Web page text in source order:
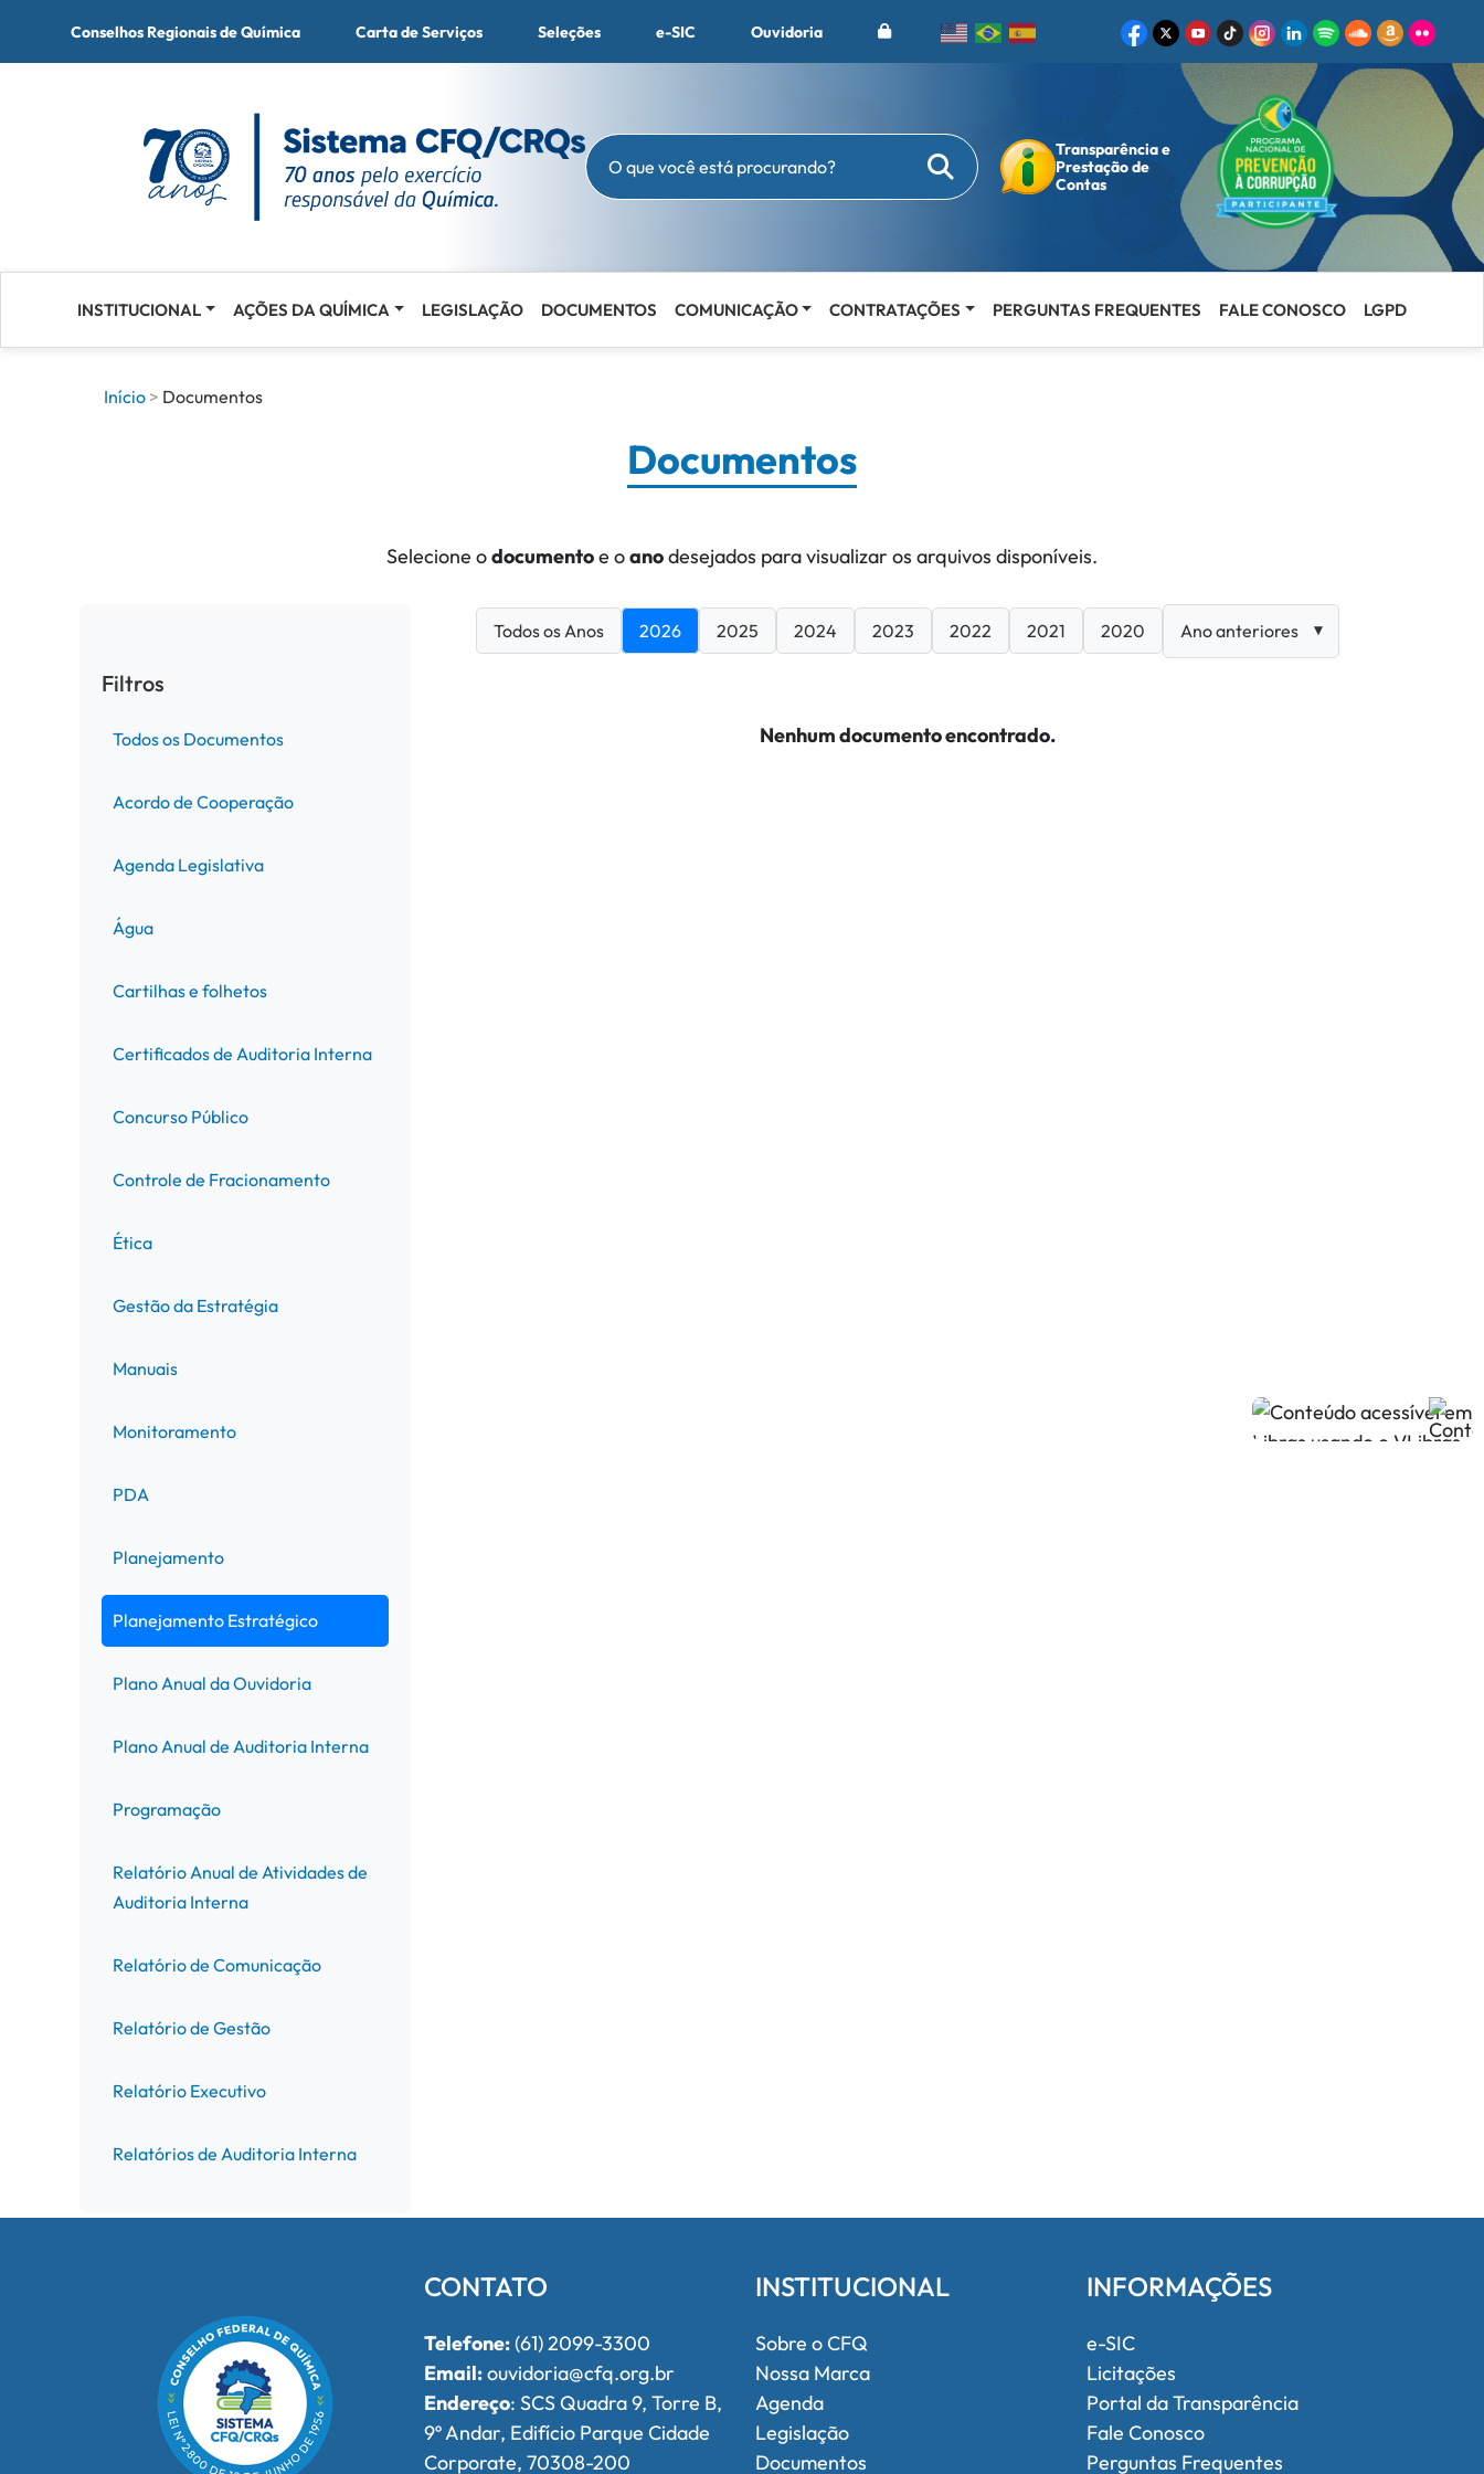
Conselhos Regionais de Química Carta de Serviços Seleções e-SIC Ouvidoria
O que você está procurando? Buscar
Transparência e
Prestação de
Contas
INSTITUCIONAL AÇÕES DA QUÍMICA LEGISLAÇÃO DOCUMENTOS COMUNICAÇÃO CONTRATAÇÕES PERGUNTAS FREQUENTES FALE CONOSCO LGPD
o
Início Documentos
Documentos
Selecione odocumentoe oanodesejados para visualizar os arquivos disponíveis.
Filtros
Todos os Documentos
Acordo de Cooperação
Agenda Legislativa
Água
Cartilhas e folhetos
Certificados de Auditoria Interna
Concurso Público
Controle de Fracionamento
Ética
Gestão da Estratégia
Manuais
Monitoramento
PDA
Planejamento
Planejamento Estratégico
Plano Anual da Ouvidoria
Plano Anual de Auditoria Interna
Programação
Relatório Anual de Atividades de
Auditoria Interna
Relatório de Comunicação
Relatório de Gestão
Relatório Executivo
Relatórios de Auditoria Interna
Todos os Anos 2026 2025 2024 2023 2022 2021 2020
Nenhum documento encontrado.
CONTATO
Telefone:(61) 2099-3300
Email:ouvidoria@cfq.org.br
Endereço: SCS Quadra 9, Torre B,
9º Andar, Edifício Parque Cidade
Corporate, 70308-200
INSTITUCIONAL
Sobre o CFQ
Nossa Marca
Agenda
Legislação
Documentos
INFORMAÇÕES
e-SIC
Licitações
Portal da Transparência
Fale Conosco
Perguntas Frequentes